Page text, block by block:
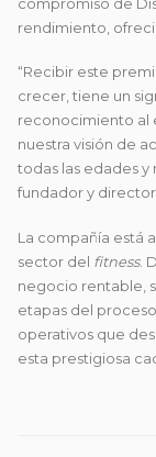
rendimiento,
“Recibir este
crecer, tiene un
reconocimiento al
nuestra visión de
todas las edades y
fundador y
La compañía está
sector del fitness.
negocio rentable,
etapas del
operativos que
esta prestigiosa